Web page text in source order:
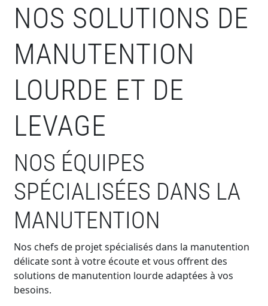
NOS SOLUTIONS DE
MANUTENTION
LOURDE ET DE
LEVAGE
NOS ÉQUIPES
SPÉCIALISÉES DANS LA
MANUTENTION
Nos chefs de projet spécialisés dans la manutention
délicate sont à votre écoute et vous offrent des
solutions de manutention lourde adaptées à vos
besoins.